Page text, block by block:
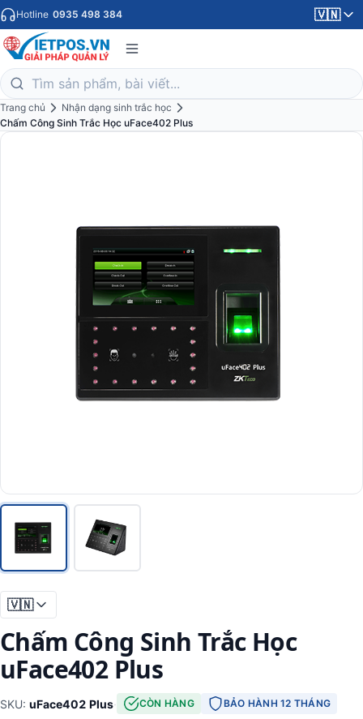
Hotline 0935 498 384 🇻🇳
Trang chủ
Nhận dạng sinh trắc học
Chấm Công Sinh Trắc Học uFace402 Plus
🇻🇳
Chấm Công Sinh Trắc Học
uFace402 Plus
SKU: uFace402 Plus· CÒN HÀNG BẢO HÀNH 12 THÁNG